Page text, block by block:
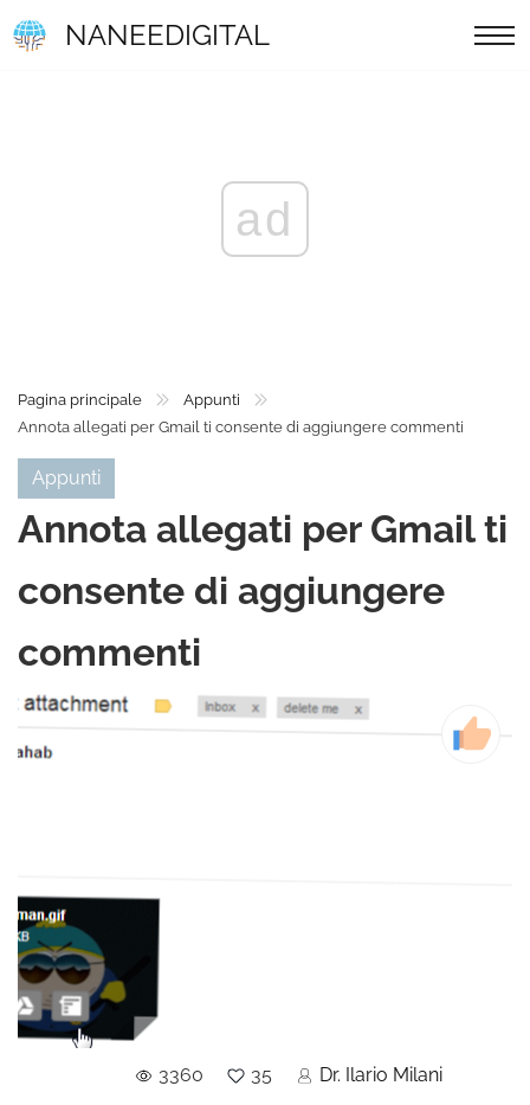
NANEEDIGITAL
ad
Pagina principale
Appunti
Annota allegati per Gmail ti consente di aggiungere commenti
Appunti
Annota allegati per Gmail ti
consente di aggiungere
commenti
3360 35 Dr. Ilario Milani